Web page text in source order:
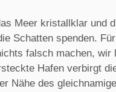
Meer kristallklar und
Schatten spenden.
falsch machen, wir
Hafen verbirgt
Nähe des